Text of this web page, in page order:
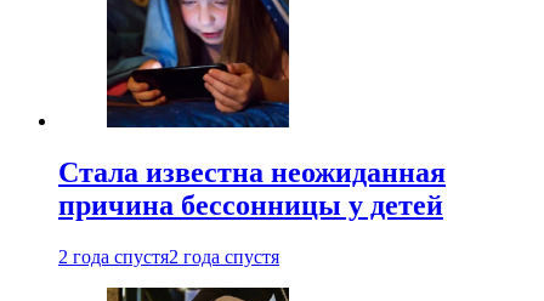
Стала известна неожиданная
причина бессонницы у детей
2 года спустя2 года спустя